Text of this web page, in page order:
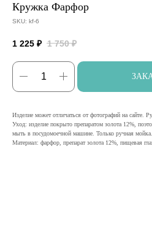
Кружка Фарфор
SKU: kf-6
1 225 ₽ 1 750 ₽
Изделие может отличаться от фотографий на сайте.
Уход: изделие покрыто препаратом золота 12%,
мыть в посудомоечной машине. Только ручная мойка.
Материал: фарфор, препарат золота 12%, пищевая